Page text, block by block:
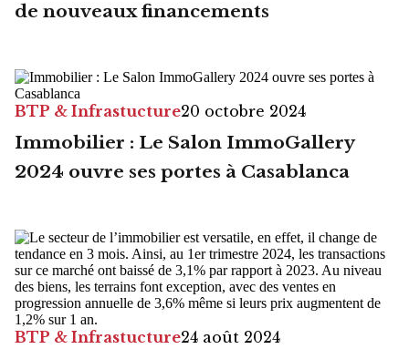
de nouveaux financements
BTP & Infrastucture20 octobre 2024
Immobilier : Le Salon ImmoGallery
2024 ouvre ses portes à Casablanca
BTP & Infrastucture24 août 2024